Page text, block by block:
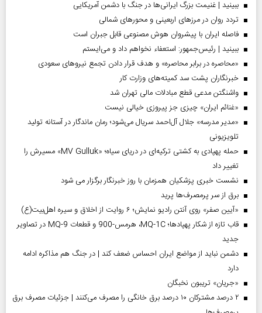
ببینید | غنیمت بزرگ ایرانی‌ها در جنگ با دشمن آمریکایی
تردد روان در مرزهای اربعینی و محورهای شمالی
فاصله ایران با پیشرو‌ان هوش مصنوعی قابل جبران است
ببینید | رئیس‌جمهور: استعفاء نخواهم داد و می‌ایستم
«محاصره در برابر محاصره» و هدف قرار دادن تجمع نیروهای سعودی
خبرنگاران پشت سد کمیته‌های وزارت کار
واشنگتن مدعی قطع مبادلات مالی تهران شد
«غنائم ایران» چیزی جز پیروزی خیالی نیست
«مدیر مدرسه» جلال آل‌احمد سریال می‌شود؛ رمان ماندگار در آستانه تولید
تلویزیونی
حمله پهپادی به کشتی ترکیه‌ای در دریای سیاه؛ «MV Gulluk» مسیرش را
تغییر داد
نشست خبری پزشکیان همزمان با روز خبرنگار برگزار می شود
برق از سر پرمصرف‌ها پرید
«آیین صفر» روی آنتن رادیو نمایش؛ ۶ روایت از اخلاق و سیره اهل‌بیت(ع)
قاب تازه از شکار پهپادها؛ MQ-1C، هرمس-900 و قطعات MQ-9 در تصاویر
جدید
دشمن نباید از مواضع ایران احساس ضعف کند | در جنگ هم مذاکره ادامه
دارد
«جریان» تریبون نخبگان
۲ درصد مشترکان ۱۰ درصد برق خانگی را مصرف می‌کنند | جزئیات مصرف برق